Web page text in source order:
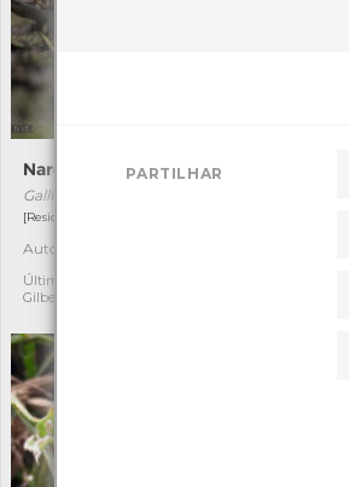
Narceja-comum
Gallinago gallinago
[Residente com distribuição residual]
Autóctone
Última observação por:
Gilberto Pereira
Mónica
PARTILHAR